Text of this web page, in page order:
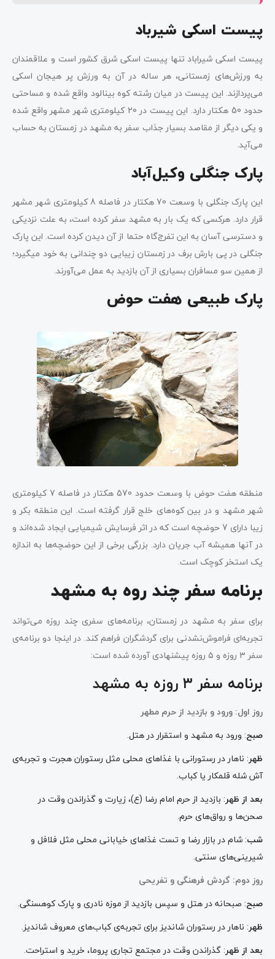
پیست اسکی شیرباد
پیست اسکی شیراباد تنها پیست اسکی شرق کشور است و علاقمندان
به ورزش‌های زمستانی، هر ساله در آن به ورزش پر هیجان اسکی
می‌پردازند. این پیست در میان رشته کوه بینالود واقع شده و مساحتی
حدود 50 هکتار دارد. این پیست در 20 کیلومتری شهر مشهر واقع شده
و یکی دیگر از مقاصد بسیار جذاب سفر به مشهد در زمستان به حساب
می‌آید.
پارک جنگلی وکیل‌آباد
این پارک جنگلی با وسعت 70 هکتار در فاصله 8 کیلومتری شهر مشهر
قرار دارد. هرکسی که یک بار به مشهد سفر کرده است، به علت نزدیکی
و دسترسی آسان به این تفرج‌گاه حتما از آن دیدن کرده است. این پارک
جنگلی در پی بارش برف در زمستان زیبایی دو چندانی به خود می‎گیرد؛
از همین سو مسافران بسیاری از آن بازدید به عمل می‌آورند.
پارک طبیعی هفت حوض
منطقه هفت حوض با وسعت حدود 570 هکتار در فاصله 7 کیلومتری
شهر مشهد و در بین کوه‌های خلج قرار گرفته است. این منطقه بکر و
زیبا دارای 7 حوضچه است که در اثر فرسایش شیمیایی ایجاد شده‌اند و
در آنها همیشه آب جریان دارد. بزرگی برخی از این حوضچه‌ها به اندازه
یک استخر کوچک است.
برنامه سفر چند روه به مشهد
برای سفر به مشهد در زمستان، برنامه‌های سفری چند روزه می‌تواند
تجربه‌ای فراموش‌نشدنی برای گردشگران فراهم کند. در اینجا دو برنامه‌ی
سفر ۳ روزه و ۵ روزه پیشنهادی آورده شده است:
برنامه سفر ۳ روزه به مشهد
روز اول: ورود و بازدید از حرم مطهر
صبح: ورود به مشهد و استقرار در هتل.
ظهر: ناهار در رستورانی با غذاهای محلی مثل رستوران هجرت و تجربه‌ی
آش شله قلمکار یا کباب.
بعد از ظهر: بازدید از حرم امام رضا (ع)، زیارت و گذراندن وقت در
صحن‌ها و رواق‌های حرم.
شب: شام در بازار رضا و تست غذاهای خیابانی محلی مثل فلافل و
شیرینی‌های سنتی.
روز دوم: گردش فرهنگی و تفریحی
صبح: صبحانه در هتل و سپس بازدید از موزه نادری و پارک کوهسنگی.
ظهر: ناهار در رستوران شاندیز برای تجربه‌ی کباب‌های معروف شاندیز.
بعد از ظهر: گذراندن وقت در مجتمع تجاری پروما، خرید و استراحت.